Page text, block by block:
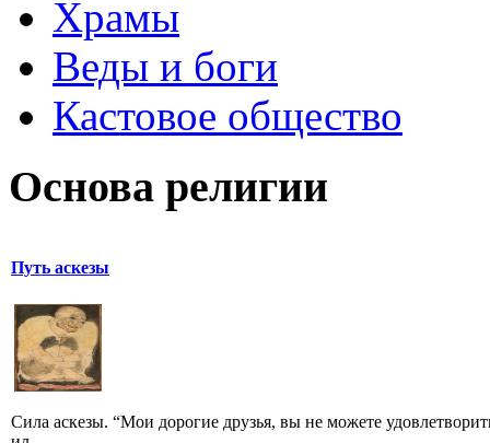
Храмы
Веды и боги
Кастовое общество
Основа религии
Путь аскезы
Сила аскезы. “Мои дорогие друзья, вы не можете